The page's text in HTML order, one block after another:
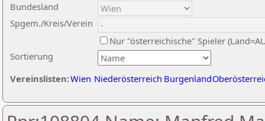
Sortierung
Bundesland
Spgem./Kreis/Verein
Nur "österreichische" Spieler
Vereinslisten:Wien Niederösterreich Burgenland